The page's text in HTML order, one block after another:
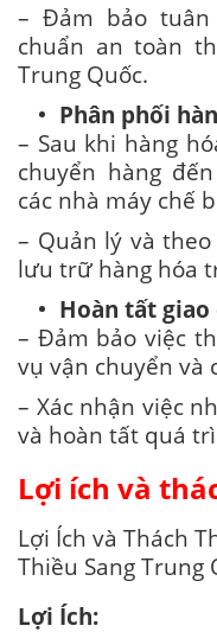
– Đảm bảo
chuẩn an toàn
Trung Quốc.
Phân phối
– Sau khi hàng
chuyển hàng
các nhà máy chế
– Quản lý và
lưu trữ hàng hóa
Hoàn tất giao
– Đảm bảo việc
vụ vận chuyển và
– Xác nhận việc
và hoàn tất quá
Lợi ích và
Lợi Ích và Thách
Thiều Sang Trung
Lợi Ích: